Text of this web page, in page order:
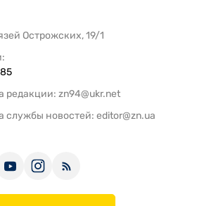
Острожских, 19/1
редакции: zn94@ukr.net
службы новостей: editor@zn.ua